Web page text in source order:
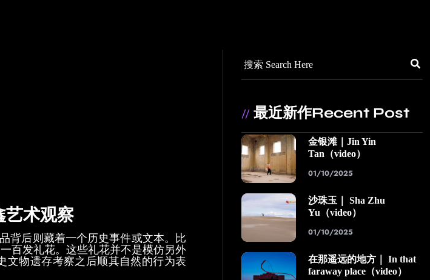
艺术观察
后则藏着一个历史事件或文本。比
百发礼花。这些礼花并不是模仿另外
文物遗存考察之后顺其自然的行为表
// 最近新作Recent Post
金银滩｜Jin Yin
Tan（video）
01/10/2025
沙珠玉｜ Sha Zhu
Yu（video）
01/10/2025
在那遥远的地方｜ In that
faraway place（video）